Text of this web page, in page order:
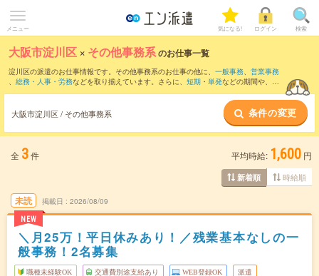
メニュー 気になる! ログイン 検索
大阪市淀川区 × その他事務系のお仕事一覧
淀川区の派遣のお仕事情報です。その他事務系のお仕事の他に、 一般事務、 営業事務
、 総務・人事・労務などを取り揃えています。さらに、 短期 ・ 単発などの期間や、 職
大阪市淀川区 / その他事務系 条件の変更
全 3件 平均時給: 1,600 円
新着順 時給順
未読
NEW
掲載日 2026/08/09
＼月25万！平日休みあり！／残業基本なしの一
般事務！2名募集
職種未経験OK 交通費別途支給あり WEB登録OK 派遣